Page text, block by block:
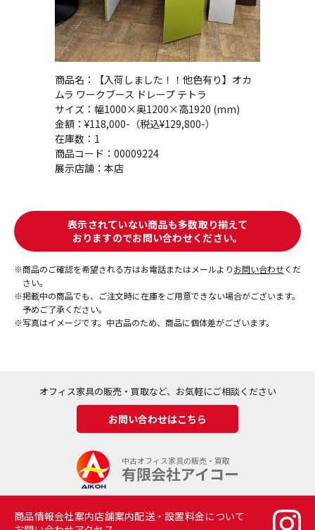
商品名：【入荷しました！！他色有り】オカ
ムラ ワークブース ドレープ テトラ
サイズ：幅1000×奥1200×高1920 (mm)
金額：¥118,000-（税込¥129,800-）
在庫数：1
商品コード：00009224
展示店舗：本店
表示されていない商品も多数取り揃えて
おりますのでお問い合わせください。
商品のご確認を希望される方はお電話またはメールよりお問い合わせくだ
さい。
掲載中の商品でも、ご注文時に在庫をご用意できない場合がございます。
予めご了承ください。
写真はイメージです。中古品のため、商品に個体差がございます。
オフィス家具の販売・買取など、お気軽にご相談ください
お問い合わせはこちら
中古オフィス家具の販売・買取
有限会社アイコー
商品情報会社案内店舗案内配送・設置料金について